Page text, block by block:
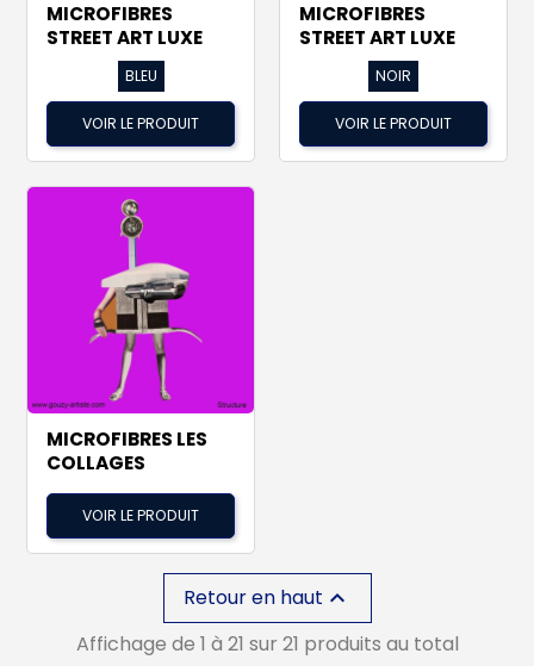
MICROFIBRES
STREET ART LUXE
BLEU
VOIR LE PRODUIT
MICROFIBRES
STREET ART LUXE
NOIR
VOIR LE PRODUIT
MICROFIBRES LES
COLLAGES
VOIR LE PRODUIT
Retour en haut 
Affichage de 1 à 21 sur 21 produits au total